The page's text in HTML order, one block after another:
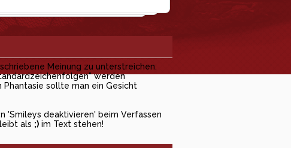
Meinung zu unterstreichen.
werden
sollte man ein Gesicht
'Smileys deaktivieren' beim Verfassen
als ;) im Text stehen!